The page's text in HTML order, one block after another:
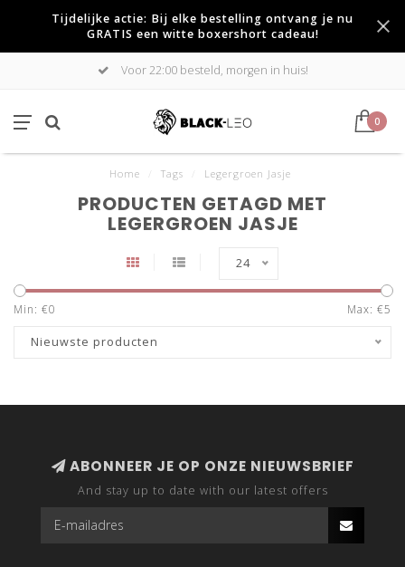
Tijdelijke actie: Bij elke bestelling ontvang je nu
GRATIS een witte boxershort cadeau!
Voor 22:00 besteld, morgen in huis!
0
Home Tags Legergroen Jasje
PRODUCTEN GETAGD MET
LEGERGROEN JASJE
24
Min: €0 Max: €5
Nieuwste producten
ABONNEER JE OP ONZE NIEUWSBRIEF
And stay up to date with our latest offers